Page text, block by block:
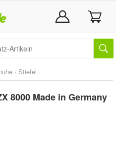
› Stiefel
8000 Made in Germany